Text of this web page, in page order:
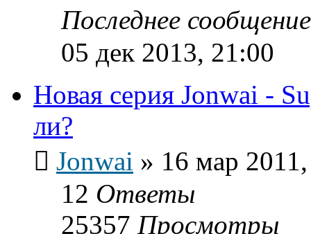
Последнее
05 дек 2013, 21:00
Новая серия Jonwai -
ли?
Jonwai » 16 мар
12 Ответы
25357 Просмотры